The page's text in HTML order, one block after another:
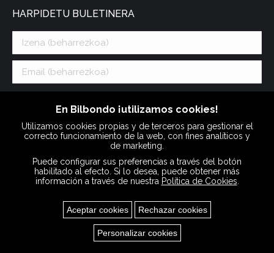
HARPIDETU BULETINERA
3/2018. CATALINA ISLANDS, S.L., como responsable del tratamiento,
su consentimiento sin que se vean afectados los tratamientos de datos que
se hayan podido realizar con anterioridad, y podrá ejercitar los derechos de
acceso, rectificación y supresión de los datos, entre otros, tal y como se
explica en la información adicional que está a su disposición en el apartado
Política de Privacidad.
Bilbondo © Copyright |Lege-oharraketaPribatutasun
politika
En Bilbondo ¡utilizamos cookies!
Utilizamos cookies propias y de terceros para gestionar el
correcto funcionamiento de la web, con fines analíticos y
de marketing.
Puede configurar sus preferencias a través del botón
habilitado al efecto. Si lo desea, puede obtener más
información a través de nuestra Política de Cookies
Aceptar cookies Rechazar cookies
Personalizar cookies